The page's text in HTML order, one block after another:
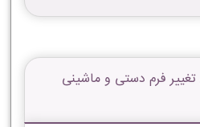
فرم دستی و ماشینی